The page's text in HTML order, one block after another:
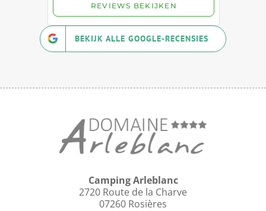
BEKIJK ALLE GOOGLE-RECENSIES
Camping Arleblanc
2720 Route de la Charve
07260 Rosières